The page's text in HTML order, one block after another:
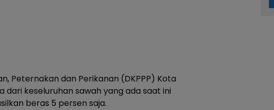
Peternakan dan Perikanan (DKPPP) Kota
dari keseluruhan sawah yang ada saat ini
beras 5 persen saja.